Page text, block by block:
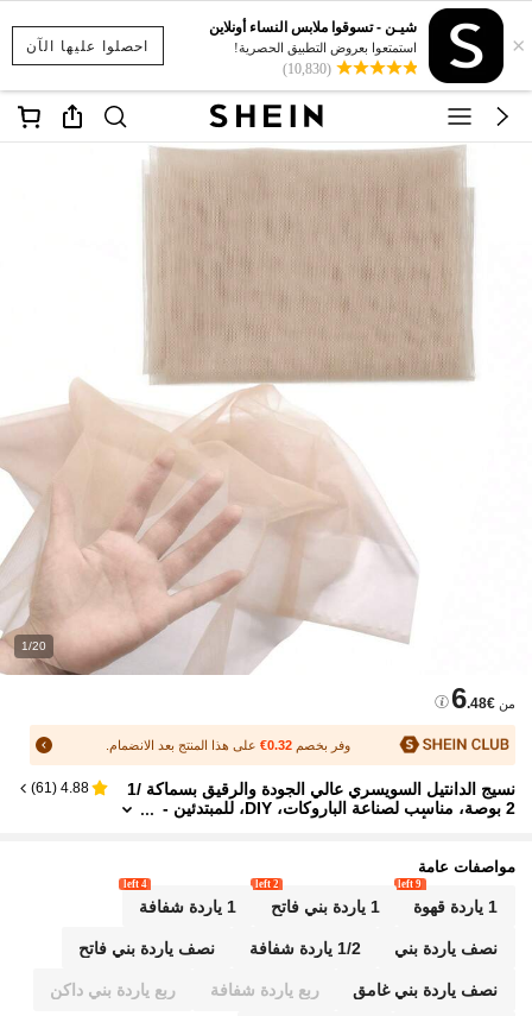
احصلوا عليها الآن ×
شيـن - تسوقوا ملابس النساء أونلاين
استمتعوا بعروض التطبيق الحصرية!
(10,830)
1/20
من 6.48€
وفر بخصم 0.32€ على هذا المنتج بعد الانضمام.
نسيج الدانتيل السويسري عالي الجودة والرقيق بسماكة 1/
2 بوصة، مناسب لصناعة الباروكات، DIY، للمبتدئين -
4.88
(
61
)
مواصفات عامة
1 ياردة قهوة
9 left
1 ياردة بني فاتح
2 left
1 ياردة شفافة
4 left
نصف ياردة بني 1/2 ياردة شفافة نصف ياردة بني فاتح
نصف ياردة بني غامق ربع ياردة شفافة ربع ياردة بني داكن